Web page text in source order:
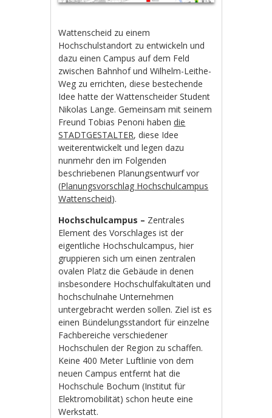
Wattenscheid zu einem
Hochschulstandort zu entwickeln und
dazu einen Campus auf dem Feld
zwischen Bahnhof und Wilhelm-Leithe-
Weg zu errichten, diese bestechende
Idee hatte der Wattenscheider Student
Nikolas Lange. Gemeinsam mit seinem
Freund Tobias Penoni habendie
STADTGESTALTER, diese Idee
weiterentwickelt und legen dazu
nunmehr den im Folgenden
beschriebenen Planungsentwurf vor
(Planungsvorschlag Hochschulcampus
Wattenscheid).
Hochschulcampus – Zentrales
Element des Vorschlages ist der
eigentliche Hochschulcampus, hier
gruppieren sich um einen zentralen
ovalen Platz die Gebäude in denen
insbesondere Hochschulfakultäten und
hochschulnahe Unternehmen
untergebracht werden sollen. Ziel ist es
einen Bündelungsstandort für einzelne
Fachbereiche verschiedener
Hochschulen der Region zu schaffen.
Keine 400 Meter Luftlinie von dem
neuen Campus entfernt hat die
Hochschule Bochum (Institut für
Elektromobilität) schon heute eine
Werkstatt.